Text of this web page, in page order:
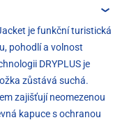
je funkční turistická
pohodlí a volnost
DRYPLUS je
zůstává suchá.
zajišťují neomezenou
kapuce s ochranou